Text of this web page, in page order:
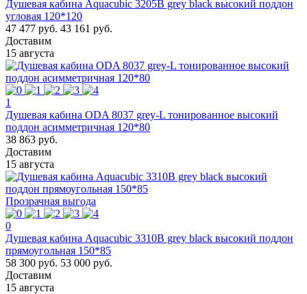
Душевая кабина Aquacubic 3205B grey black высокий поддон
угловая 120*120
47 477 руб. 43 161 руб.
Доставим
15 августа
1
Душевая кабина ODA 8037 grey-L тонированное высокий
поддон асимметричная 120*80
38 863 руб.
Доставим
15 августа
Прозрачная выгода
0
Душевая кабина Aquacubic 3310B grey black высокий поддон
прямоугольная 150*85
58 300 руб. 53 000 руб.
Доставим
15 августа